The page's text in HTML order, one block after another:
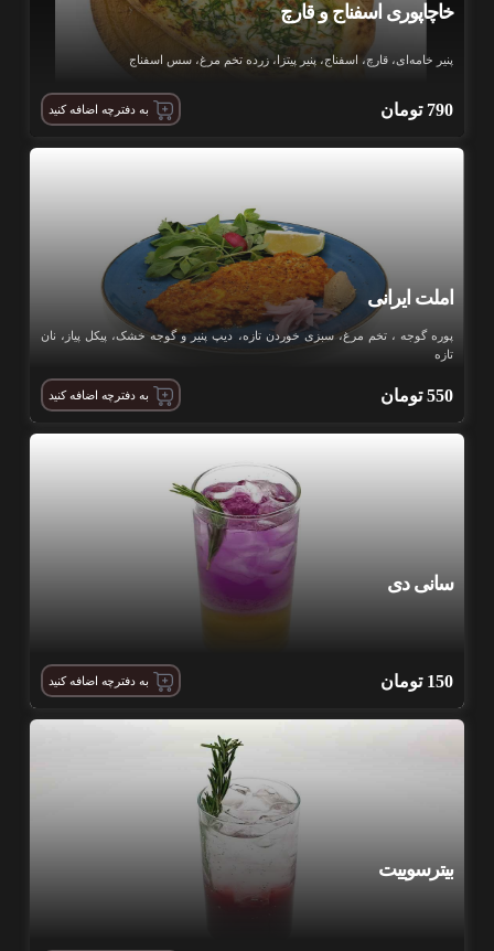
خاچاپوری اسفناج و قارچ
پنیر خامه‌ای، قارچ، اسفناج، پنیر پیتزا، زرده تخم مرغ، سس اسفناج
790 تومان به دفترچه اضافه کنید
املت ایرانی
پوره گوجه ، تخم مرغ، سبزی خوردن تازه، دیپ پنیر و گوجه خشک، پیکل پیاز، نان
تازه
550 تومان به دفترچه اضافه کنید
سانی دی
150 تومان به دفترچه اضافه کنید
بیترسوییت